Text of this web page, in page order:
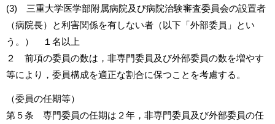
(3) 三重大学医学部附属病院及び病院治験審査委員会の設置者
（病院長）と利害関係を有しない者（以下「外部委員」とい
う。） １名以上
２ 前項の委員の数は，非専門委員及び外部委員の数を増やす
等により，委員構成を適正な割合に保つことを考慮する。
（委員の任期等）
第５条 専門委員の任期は２年，非専門委員及び外部委員の任